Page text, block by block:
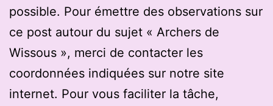
possible. Pour émettre des observations sur
ce post autour du sujet « Archers de
Wissous », merci de contacter les
coordonnées indiquées sur notre site
internet. Pour vous faciliter la tâche,